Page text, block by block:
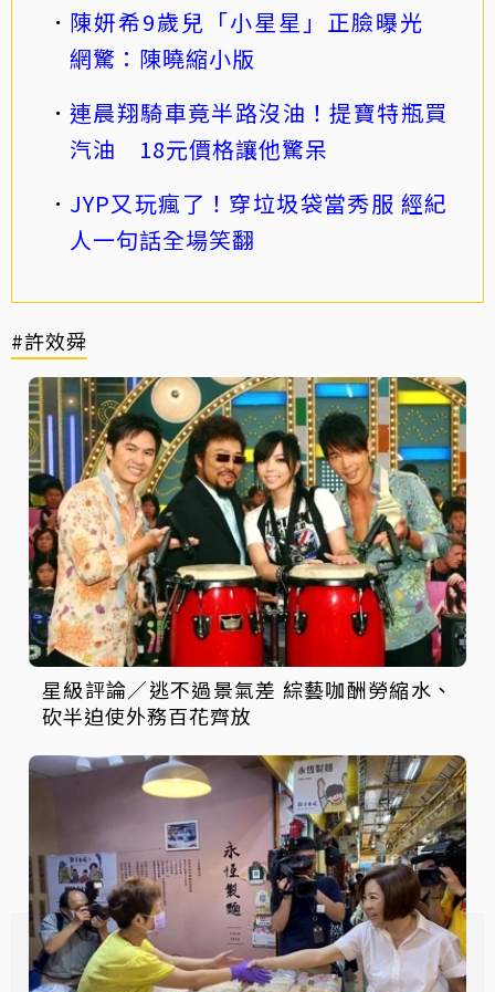
陳妍希9歲兒「小星星」正臉曝光
網驚：陳曉縮小版
連晨翔騎車竟半路沒油！提寶特瓶買
汽油 18元價格讓他驚呆
JYP又玩瘋了！穿垃圾袋當秀服 經紀
人一句話全場笑翻
#許效舜
星級評論／逃不過景氣差 綜藝咖酬勞縮水、
砍半迫使外務百花齊放